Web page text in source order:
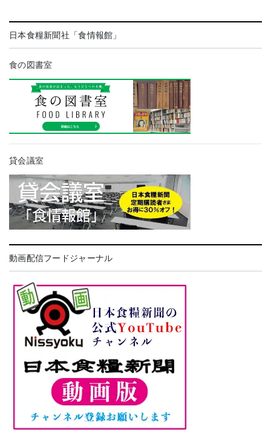
日本食糧新聞社「食情報館」
食の図書室
貸会議室
動画配信フードジャーナル